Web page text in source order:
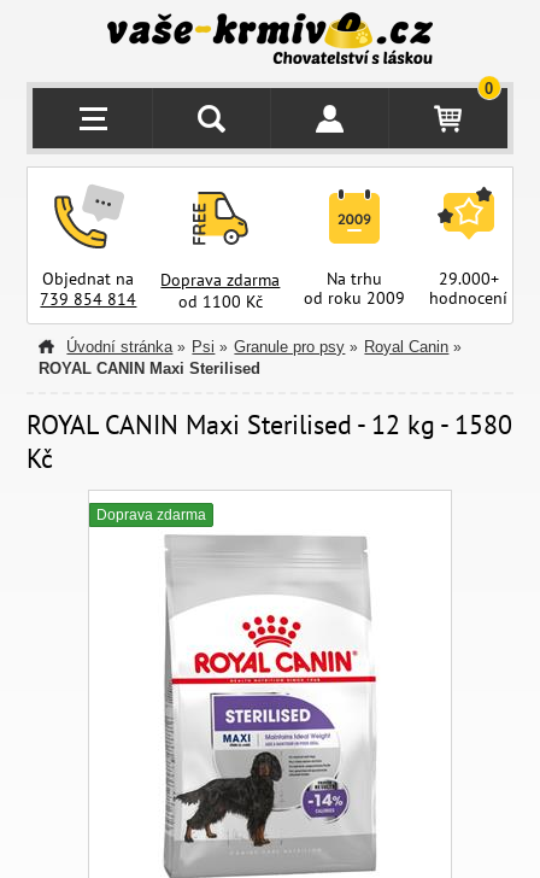
0
Objednat na
739 854 814
Doprava zdarma
od 1100 Kč
Na trhu
od roku 2009
29.000+
hodnocení
Úvodní stránka » Psi » Granule pro psy » Royal Canin »
ROYAL CANIN Maxi Sterilised
ROYAL CANIN Maxi Sterilised - 12 kg - 1580
Kč
Doprava zdarma